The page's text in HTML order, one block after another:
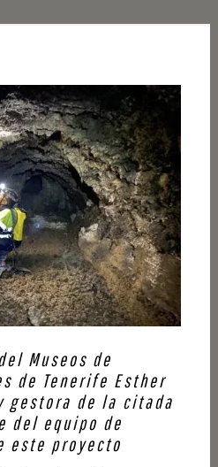
Museos de
de Tenerife Esther
gestora de la citada
del equipo de
este proyecto